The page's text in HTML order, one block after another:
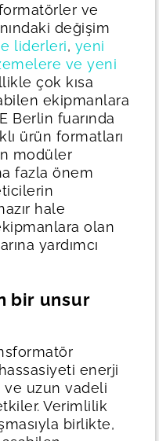
ve
değişim
liderleri, yeni
ve yeni
çok kısa
ekipmanlara
Berlin fuarında
ürün formatları
modüler
fazla önem
hale
olan
yardımcı
bir unsur
enerji
ve uzun vadeli
Verimlilik
birlikte,